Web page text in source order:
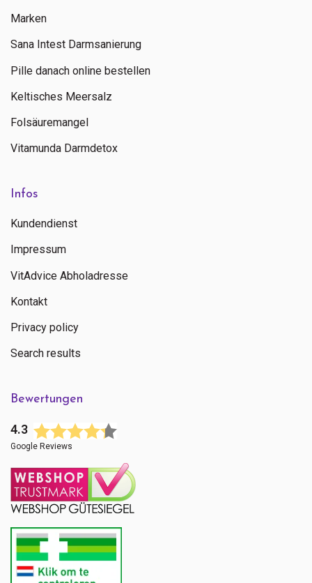
Marken
Sana Intest Darmsanierung
Pille danach online bestellen
Keltisches Meersalz
Folsäuremangel
Vitamunda Darmdetox
Infos
Kundendienst
Impressum
VitAdvice Abholadresse
Kontakt
Privacy policy
Search results
Bewertungen
4.3
Google Reviews